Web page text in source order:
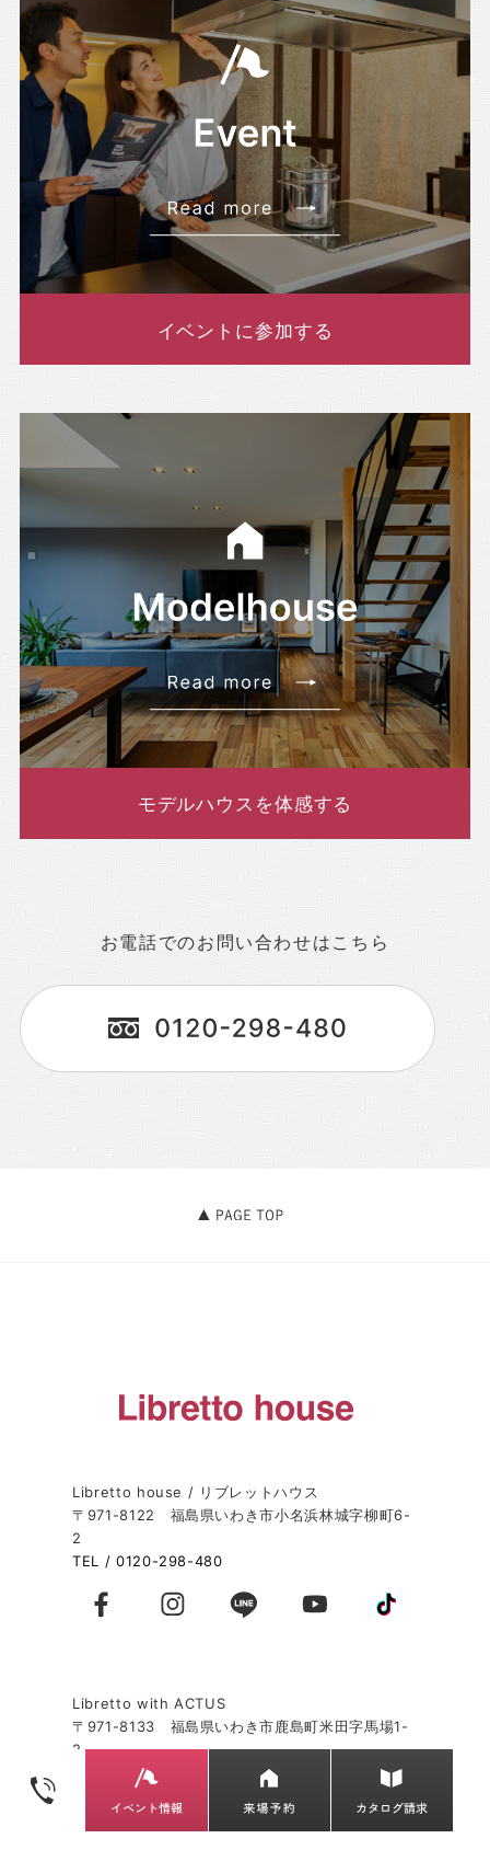
イベントに参加する
モデルハウスを体感する
お電話でのお問い合わせはこちら
Libretto house / リブレットハウス
〒971-8122 福島県いわき市小名浜林城字柳町6-
2
TEL / 0120-298-480
Libretto with ACTUS
〒971-8133 福島県いわき市鹿島町米田字馬場1-
2
TEL / 0246-84-9125